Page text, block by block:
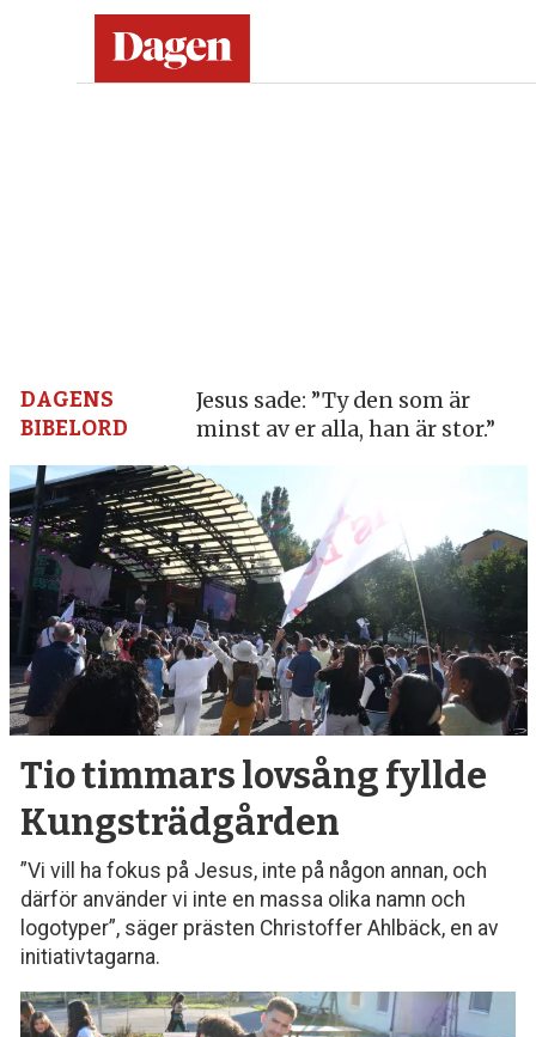
grund
–
nyheter,
debatt,
kultur
DAGENS
BIBELORD
Jesus sade: ”Ty den som är
minst av er alla, han är stor.”
Tio timmars lovsång fyllde
Kungsträdgården
”Vi vill ha fokus på Jesus, inte på någon annan, och
därför använder vi inte en massa olika namn och
logotyper”, säger prästen Christoffer Ahlbäck, en av
initiativtagarna.